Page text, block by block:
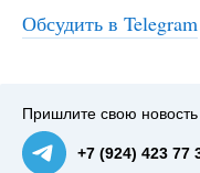
Обсудить в Telegram
Пришлите свою новость
+7 (924) 423 77